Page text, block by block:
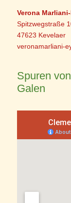
Verona
Spitzwegstraße
47623 Kevelaer
veronamarliani-
Spuren
Galen